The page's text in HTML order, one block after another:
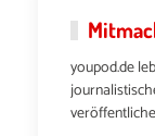
youpod.de